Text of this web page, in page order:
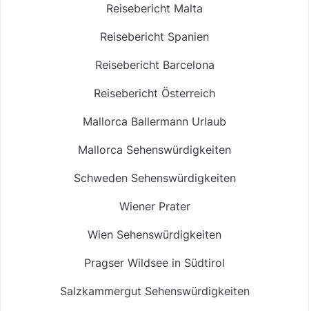
Reisebericht Malta
Reisebericht Spanien
Reisebericht Barcelona
Reisebericht Österreich
Mallorca Ballermann Urlaub
Mallorca Sehenswürdigkeiten
Schweden Sehenswürdigkeiten
Wiener Prater
Wien Sehenswürdigkeiten
Pragser Wildsee in Südtirol
Salzkammergut Sehenswürdigkeiten